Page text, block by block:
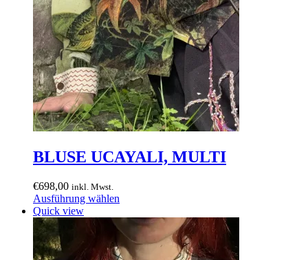
BLUSE UCAYALI, MULTI
€698,00 inkl. Mwst.
Ausführung wählen
weist
mehrere
Varianten
Quick view